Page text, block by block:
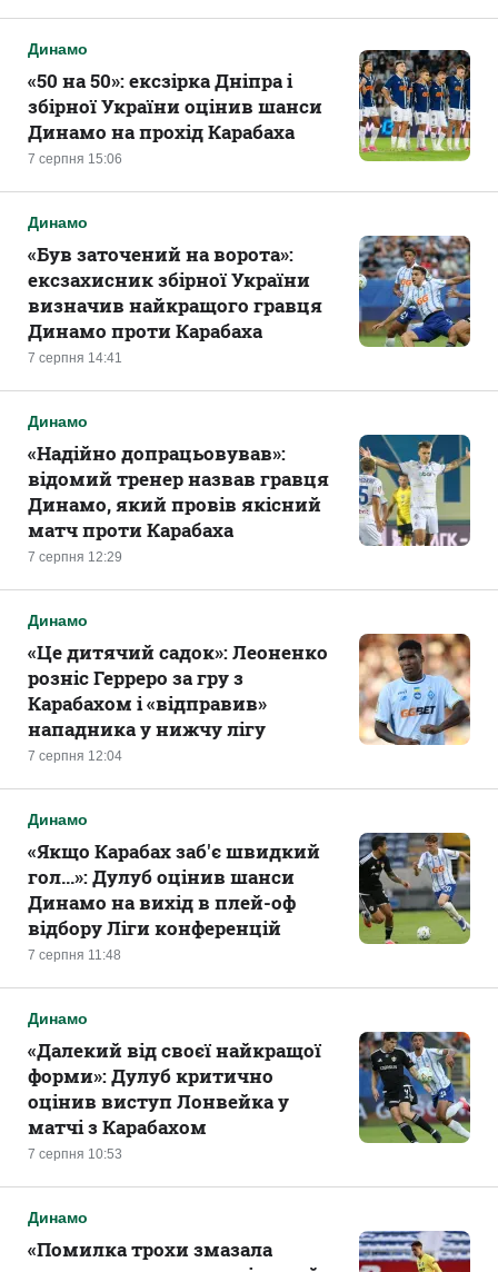
Динамо
7 серпня 15:06
«50 на 50»: ексзірка Дніпра і
збірної України оцінив шанси
Динамо на прохід Карабаха
Динамо
7 серпня 14:41
«Був заточений на ворота»:
ексзахисник збірної України
визначив найкращого гравця
Динамо проти Карабаха
Динамо
7 серпня 12:29
«Надійно допрацьовував»:
відомий тренер назвав гравця
Динамо, який провів якісний
матч проти Карабаха
Динамо
7 серпня 12:04
«Це дитячий садок»: Леоненко
розніс Герреро за гру з
Карабахом і «відправив»
нападника у нижчу лігу
Динамо
7 серпня 11:48
«Якщо Карабах заб'є швидкий
гол...»: Дулуб оцінив шанси
Динамо на вихід в плей-оф
відбору Ліги конференцій
Динамо
7 серпня 10:53
«Далекий від своєї найкращої
форми»: Дулуб критично
оцінив виступ Лонвейка у
матчі з Карабахом
Динамо
«Помилка трохи змазала